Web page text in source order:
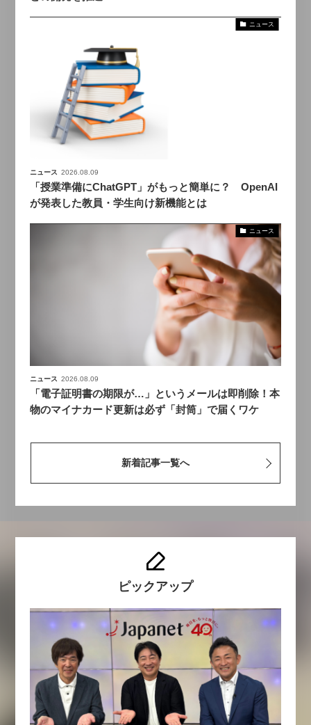
ニュース
ニュース 2026.08.09
「授業準備にChatGPT」がもっと簡単に？ OpenAI
が発表した教員・学生向け新機能とは
ニュース
ニュース 2026.08.09
「電子証明書の期限が…」というメールは即削除！本
物のマイナカード更新は必ず「封筒」で届くワケ
新着記事一覧へ
ピックアップ